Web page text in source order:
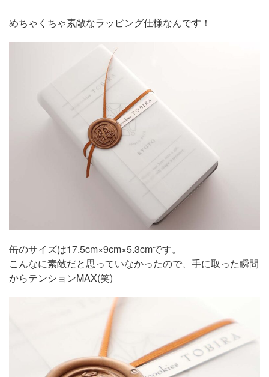
めちゃくちゃ素敵なラッピング仕様なんです！
缶のサイズは17.5cm×9cm×5.3cmです。
こんなに素敵だと思っていなかったので、手に取った瞬間
からテンションMAX(笑)